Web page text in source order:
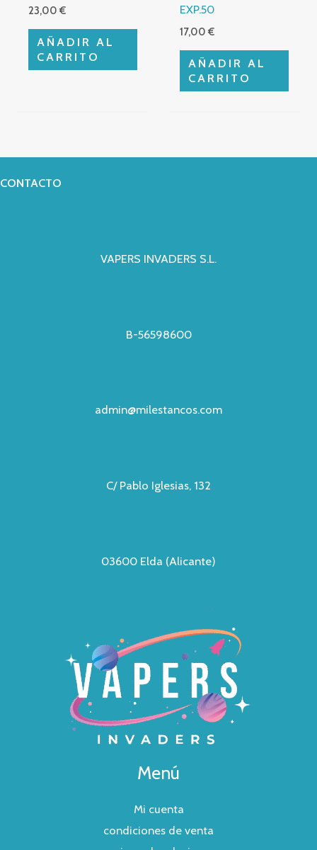
23,00€
AÑADIR AL
CARRITO
EXP.50
17,00€
AÑADIR AL
CARRITO
CONTACTO
VAPERS INVADERS S.L.
B-56598600
admin@milestancos.com
C/ Pablo Iglesias, 132
03600 Elda (Alicante)
Menú
Mi cuenta
condiciones de venta